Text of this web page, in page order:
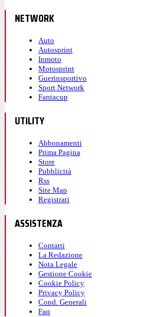
NETWORK
Auto
Autosprint
Inmoto
Motosprint
Guerinsportivo
Sport Network
Fantacup
UTILITY
Abbonamenti
Prima Pagina
Store
Pubblicità
Rss
Site Map
Registrati
ASSISTENZA
Contatti
La Redazione
Nota Legale
Gestione Cookie
Cookie Policy
Privacy Policy
Cond. Generali
Faq